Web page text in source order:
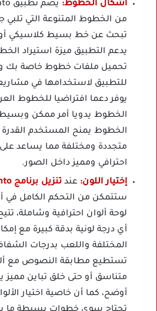
أشكال الخطوط:
من الخطوط المتنوعة التي تلبي
تبحث عن خط بسيط كلاسيكي أو
يدعم التطبيق ميزة استيراد
تحميل ملفات خطوط خاصة بك
للتطبيق لاستخدامها في
يوفر دعما افتراضيا للخطوط
الخطوط يدويا أمر ممكن وبسيط
الخطوط يمنح المستخدم القدرة
متجددة ومختلفة مما يساعد
احترافي ومميز داخل الصور.
إختيار اللون: عند تنزيل برنامج Phonto مهكر للاندرويد
ستتمكن من التحكم الكامل في
لوحة ألوان احترافية وشاملة،
أي درجة لونية بدقة كبيرة مع
المختلفة واللعب بدرجات
تستطيع مطابقة النصوص مع
متناسق أو حتى خلق تباين
أوضح، كما أن خاصية اختيار